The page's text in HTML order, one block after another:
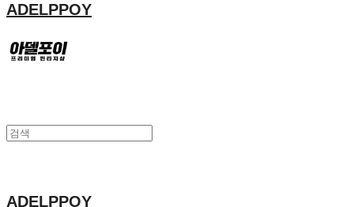
ADELPPOY
ADELPPOY